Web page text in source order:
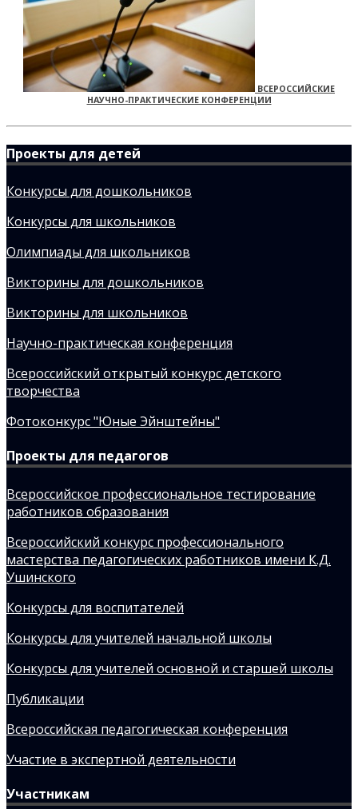
ВСЕРОССИЙСКИЕ
НАУЧНО-ПРАКТИЧЕСКИЕ КОНФЕРЕНЦИИ
Проекты для детей
Конкурсы для дошкольников
Конкурсы для школьников
Олимпиады для школьников
Викторины для дошкольников
Викторины для школьников
Научно-практическая конференция
Всероссийский открытый конкурс детского
творчества
Фотоконкурс "Юные Эйнштейны"
Проекты для педагогов
Всероссийское профессиональное тестирование
работников образования
Всероссийский конкурс профессионального
мастерства педагогических работников имени К.Д.
Ушинского
Конкурсы для воспитателей
Конкурсы для учителей начальной школы
Конкурсы для учителей основной и старшей школы
Публикации
Всероссийская педагогическая конференция
Участие в экспертной деятельности
Участникам